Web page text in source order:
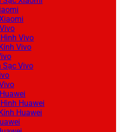
Vivo
Vivo
Sạc Vivo
Huawei
Huawei